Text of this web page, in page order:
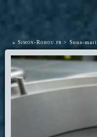
• Simon-Rohou.fr Sous-